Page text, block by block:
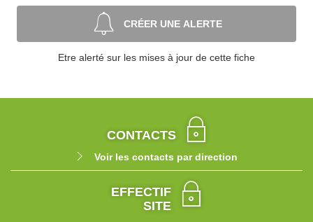
CRÉER UNE ALERTE
Etre alerté sur les mises à jour de cette fiche
CONTACTS
Voir les contacts par direction
EFFECTIF
SITE